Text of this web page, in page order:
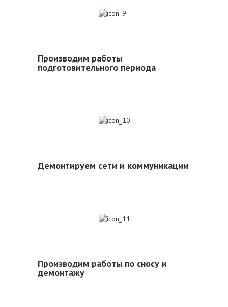
Производим работы
подготовительного периода
Демонтируем сети и коммуникации
Производим работы по сносу и
демонтажу